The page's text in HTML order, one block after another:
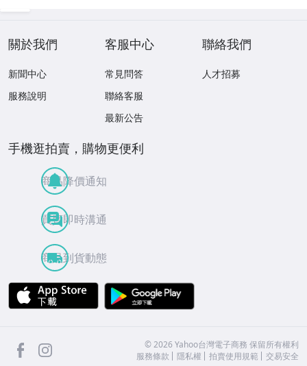
關於我們
新聞中心
服務說明
客服中心
常見問答
聯絡客服
最新公告
聯絡我們
人才招募
手機逛拍賣，購物更便利
商品降價通知
買賣即時溝通
商品到貨動態
APP Store
facebook ©2026 Yahoo台灣電子商務 保留所有權利
服務條款
隱私權 拍賣使用規範 交易安全